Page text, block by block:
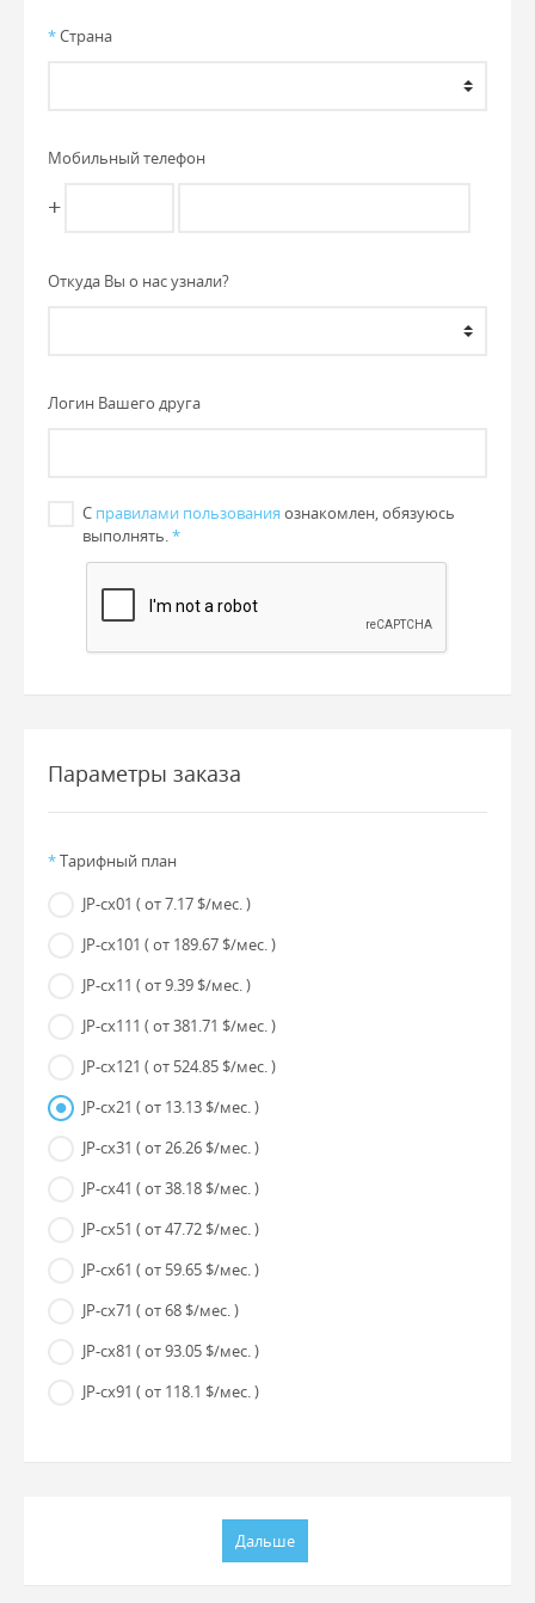
*Страна
Мобильный телефон
+
Откуда Вы о нас узнали?
Логин Вашего друга
С правилами пользования ознакомлен, обязуюсь
выполнять.*
Параметры заказа
*Тарифный план
JP-cx01 ( от 7.17 $/мес. )
JP-cx101 ( от 189.67 $/мес. )
JP-cx11 ( от 9.39 $/мес. )
JP-cx111 ( от 381.71 $/мес. )
JP-cx121 ( от 524.85 $/мес. )
JP-cx21 ( от 13.13 $/мес. )
JP-cx31 ( от 26.26 $/мес. )
JP-cx41 ( от 38.18 $/мес. )
JP-cx51 ( от 47.72 $/мес. )
JP-cx61 ( от 59.65 $/мес. )
JP-cx71 ( от 68 $/мес. )
JP-cx81 ( от 93.05 $/мес. )
JP-cx91 ( от 118.1 $/мес. )